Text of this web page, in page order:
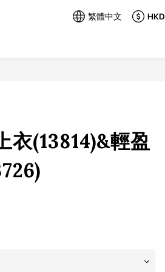
繁體中文 HKD
衣(13814)&輕盈